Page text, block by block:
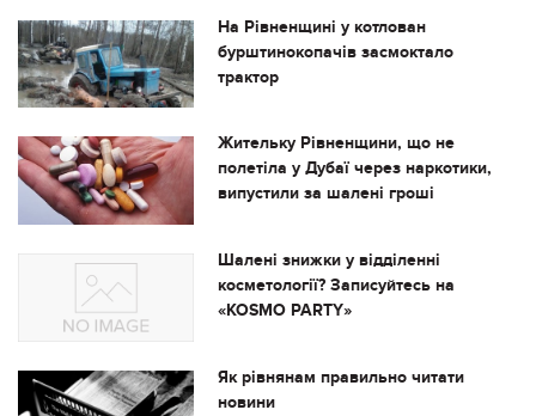
На Рівненщині у котлован
бурштинокопачів засмоктало
трактор
Жительку Рівненщини, що не
полетіла у Дубаї через наркотики,
випустили за шалені гроші
Шалені знижки у відділенні
косметології? Записуйтесь на
«KOSMO PARTY»
Як рівнянам правильно читати
новини